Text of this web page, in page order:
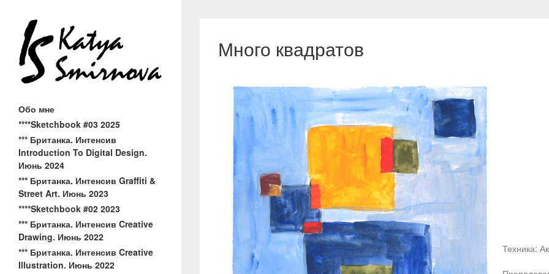
Обо мне
****Sketchbook #03 2025
*** Британка. Интенсив
Introduction To Digital Design.
Июнь 2024
*** Британка. Интенсив Graffiti &
Street Art. Июнь 2023
****Sketchbook #02 2023
*** Британка. Интенсив Creative
Drawing. Июнь 2022
*** Британка. Интенсив Creative
Illustration. Июнь 2022
Много квадратов
Техника: